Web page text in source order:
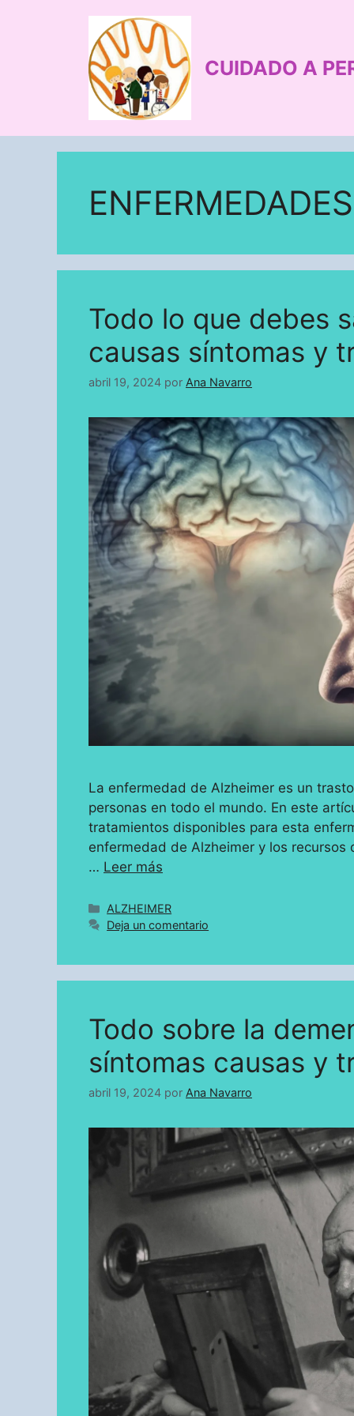
CUIDADO A
Todo lo que debes
causas síntomas y
abril 19, 2024 por Ana Navarro
La enfermedad de Alzheimer es un
personas en todo el mundo. En este
tratamientos disponibles para esta
enfermedad de Alzheimer y los
… Leer más
Categorías
ALZHEIMER
Deja un comentario
Todo sobre la
síntomas causas y
abril 19, 2024 por Ana Navarro